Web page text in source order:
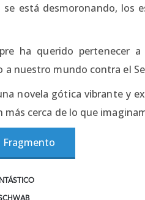
se está desmoronando, los
ha querido pertenecer
a nuestro mundo contra el
novela gótica vibrante y
más cerca de lo que
Fragmento